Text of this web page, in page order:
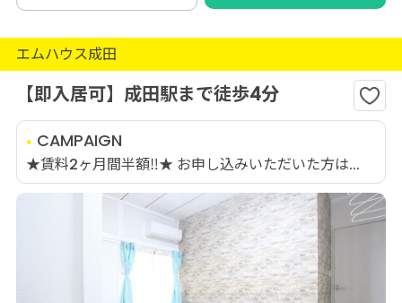
エムハウス成田
【即入居可】成田駅まで徒歩4分
CAMPAIGN
★賃料2ヶ月間半額‼★ お申し込みいただいた方は...